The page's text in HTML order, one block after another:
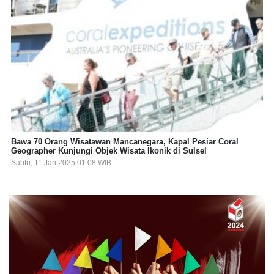
Bawa 70 Orang Wisatawan Mancanegara, Kapal Pesiar Coral
Geographer Kunjungi Objek Wisata Ikonik di Sulsel
Sabtu, 11 Jan 2025 01:08 WIB